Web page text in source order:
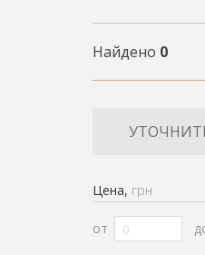
Найдено 0
Цена, грн
от